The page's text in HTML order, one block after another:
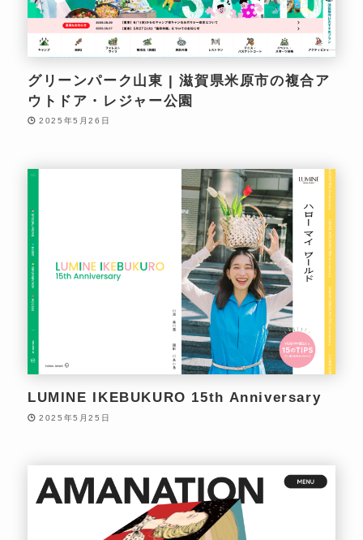
グリーンパーク山東 | 滋賀県米原市の複合ア
ウトドア・レジャー公園
2025年5月26日
LUMINE IKEBUKURO 15th Anniversary
2025年5月25日